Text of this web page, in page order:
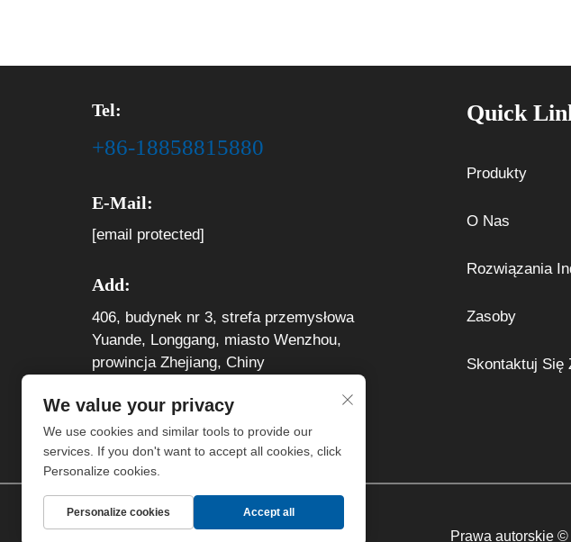
Tel:
+86-18858815880
E-Mail:
[email protected]
Add:
406, budynek nr 3, strefa przemysłowa
Yuande, Longgang, miasto Wenzhou,
prowincja Zhejiang, Chiny
Quick
Produkty
O Nas
Rozwiązania
Zasoby
Skontaktuj Się
Prawa autorskie
We value your privacy
We use cookies and similar tools to provide our
services. If you don't want to accept all cookies, click
Personalize cookies.
Personalize cookies Accept all